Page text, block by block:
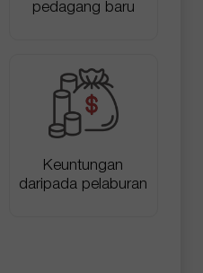
pedagang baru
Keuntungan
daripada pelaburan